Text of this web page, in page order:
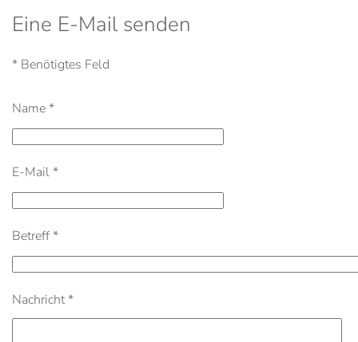
Eine E-Mail senden
* Benötigtes Feld
Name*
E-Mail*
Betreff*
Nachricht*